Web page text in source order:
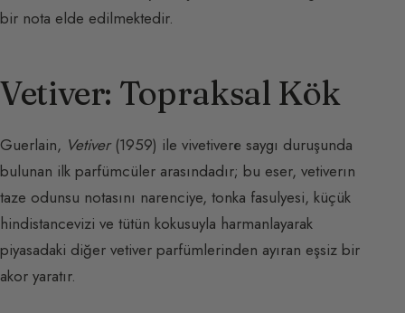
bir nota elde edilmektedir.
Vetiver: Topraksal Kök
Guerlain, Vetiver(1959) ile vivetiverе saygı duruşunda
bulunan ilk parfümcüler arasındadır; bu eser, vetiverın
taze odunsu notasını narenciye, tonka fasulyesi, küçük
hindistancevizi ve tütün kokusuyla harmanlayarak
piyasadaki diğer vetiver parfümlerinden ayıran eşsiz bir
akor yaratır.